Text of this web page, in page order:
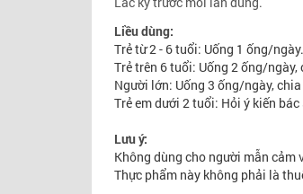
Liều dùng:
Trẻ từ 2 - 6 tuổi: Uống 1 ống/ngày.
Trẻ trên 6 tuổi: Uống 2 ống/ngày,
Người lớn: Uống 3 ống/ngày,
Trẻ em dưới 2 tuổi: Hỏi ý kiến
Lưu ý:
Không dùng cho người mẫn cảm
Thực phẩm này không phải là